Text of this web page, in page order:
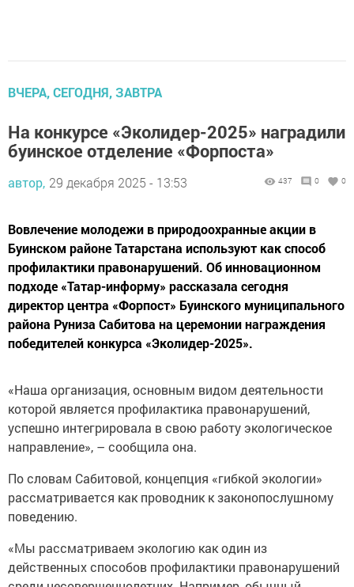
ВЧЕРА, СЕГОДНЯ, ЗАВТРА
На конкурсе «Эколидер-2025» наградили
буинское отделение «Форпоста»
автор, 29 декабря 2025 - 13:53 437 0 0
Вовлечение молодежи в природоохранные акции в
Буинском районе Татарстана используют как способ
профилактики правонарушений. Об инновационном
подходе «Татар-информу» рассказала сегодня
директор центра «Форпост» Буинского муниципального
района Руниза Сабитова на церемонии награждения
победителей конкурса «Эколидер-2025».
«Наша организация, основным видом деятельности
которой является профилактика правонарушений,
успешно интегрировала в свою работу экологическое
направление», – сообщила она.
По словам Сабитовой, концепция «гибкой экологии»
рассматривается как проводник к законопослушному
поведению.
«Мы рассматриваем экологию как один из
действенных способов профилактики правонарушений